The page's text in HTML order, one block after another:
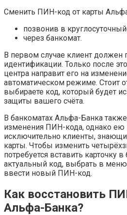
Сменить ПИН-код от карты
позвонив в
через банкомат.
В первом случае клиент должен
идентификации. Только после
центра направит его на
автоматическом режиме. Стоит
выбираете код, который будет
защиты вашего счёта.
В банкоматах Альфа-Банка
изменения ПИН-кода, однако ею
исключительно клиенты,
карты. Чтобы изменить
потребуется вставить карточку
актуальный код, выбрать в
ввести новый ПИН-код.
Как восстановить
Альфа-Банка?